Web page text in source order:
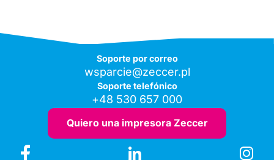
Soporte por correo
wsparcie@zeccer.pl
Soporte telefónico
+48 530 657 000
Quiero una impresora Zeccer